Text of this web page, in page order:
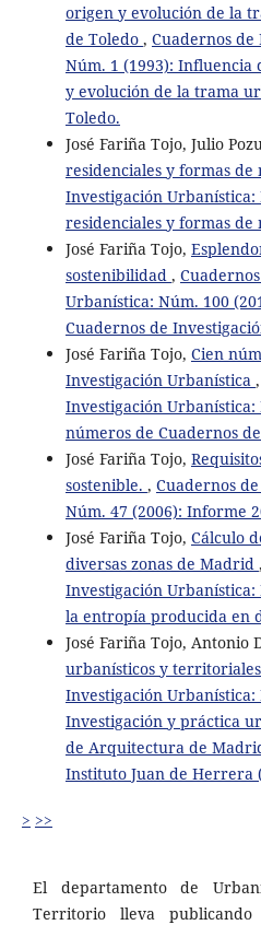
origen y evolución de la
de Toledo , Cuadernos de
Núm. 1 (1993): Influencia
y evolución de la trama
Toledo.
José Fariña Tojo, Julio
residenciales y formas de
Investigación Urbanística:
residenciales y formas de
José Fariña Tojo,
sostenibilidad ,
Urbanística: Núm. 100
Cuadernos de
José Fariña Tojo, Cien
Investigación Urbanística ,
Investigación Urbanística:
números de Cuadernos
José Fariña Tojo,
sostenible. , Cuadernos
Núm. 47 (2006): Informe
José Fariña Tojo, Cálculo
diversas zonas de Madrid ,
Investigación Urbanística:
la entropía producida en
José Fariña Tojo, Antonio
urbanísticos y territoriales
Investigación Urbanística:
Investigación y práctica
de Arquitectura de
Instituto Juan de Herrera
> >>
El departamento de
Territorio lleva